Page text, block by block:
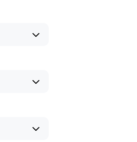
Рестораны и